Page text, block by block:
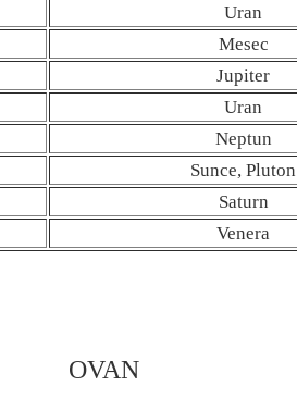
Uran
Mesec
Jupiter
Uran
Neptun
Sunce, Pluton
Saturn
Venera
OVAN